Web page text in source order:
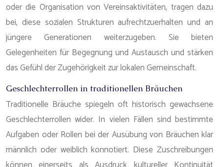
oder die Organisation von Vereinsaktivitäten, tragen dazu
bei, diese sozialen Strukturen aufrechtzuerhalten und an
jüngere Generationen weiterzugeben. Sie bieten
Gelegenheiten für Begegnung und Austausch und stärken
das Gefühl der Zugehörigkeit zur lokalen Gemeinschaft.
Geschlechterrollen in traditionellen Bräuchen
Traditionelle Bräuche spiegeln oft historisch gewachsene
Geschlechterrollen wider. In vielen Fällen sind bestimmte
Aufgaben oder Rollen bei der Ausübung von Bräuchen klar
männlich oder weiblich konnotiert. Diese Zuschreibungen